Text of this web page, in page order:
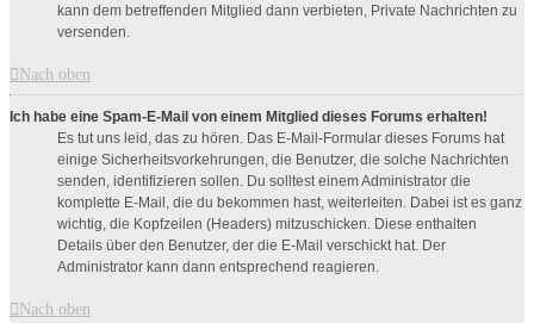
kann dem betreffenden Mitglied dann verbieten, Private Nachrichten zu
versenden.
Nach oben
Ich habe eine Spam-E-Mail von einem Mitglied dieses Forums erhalten!
Es tut uns leid, das zu hören. Das E-Mail-Formular dieses Forums hat
einige Sicherheitsvorkehrungen, die Benutzer, die solche Nachrichten
senden, identifizieren sollen. Du solltest einem Administrator die
komplette E-Mail, die du bekommen hast, weiterleiten. Dabei ist es ganz
wichtig, die Kopfzeilen (Headers) mitzuschicken. Diese enthalten
Details über den Benutzer, der die E-Mail verschickt hat. Der
Administrator kann dann entsprechend reagieren.
Nach oben